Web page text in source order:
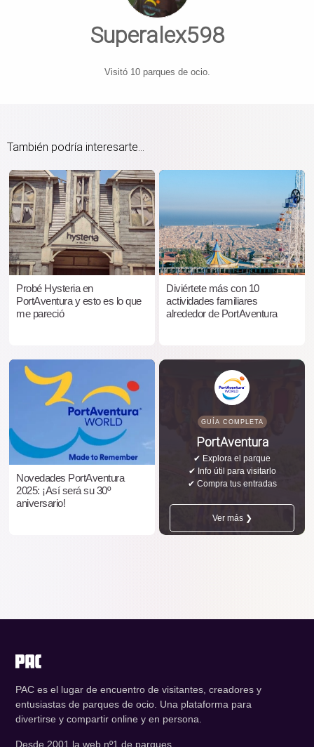
Superalex598
Visitó 10 parques de ocio.
También podría interesarte...
Probé Hysteria en
PortAventura y esto es lo que
me pareció
Diviértete más con 10
actividades familiares
alrededor de PortAventura
Novedades PortAventura
2025: ¡Así será su 30º
aniversario!
GUÍA COMPLETA
PortAventura
✔ Explora el parque
✔ Info útil para visitarlo
✔ Compra tus entradas
Ver más ❯
PAC es el lugar de encuentro de visitantes, creadores y
entusiastas de parques de ocio. Una plataforma para
divertirse y compartir online y en persona.
Desde 2001 la web nº1 de parques.